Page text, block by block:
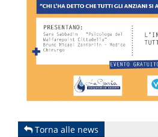
Torna alle news